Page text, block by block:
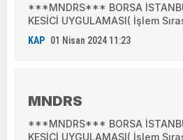
***MNDRS*** BORSA
KESİCİ UYGULAMASI( İşlem
KAP 01 Nisan 2024 11:23
MNDRS
***MNDRS*** BORSA
KESİCİ UYGULAMASI( İşlem